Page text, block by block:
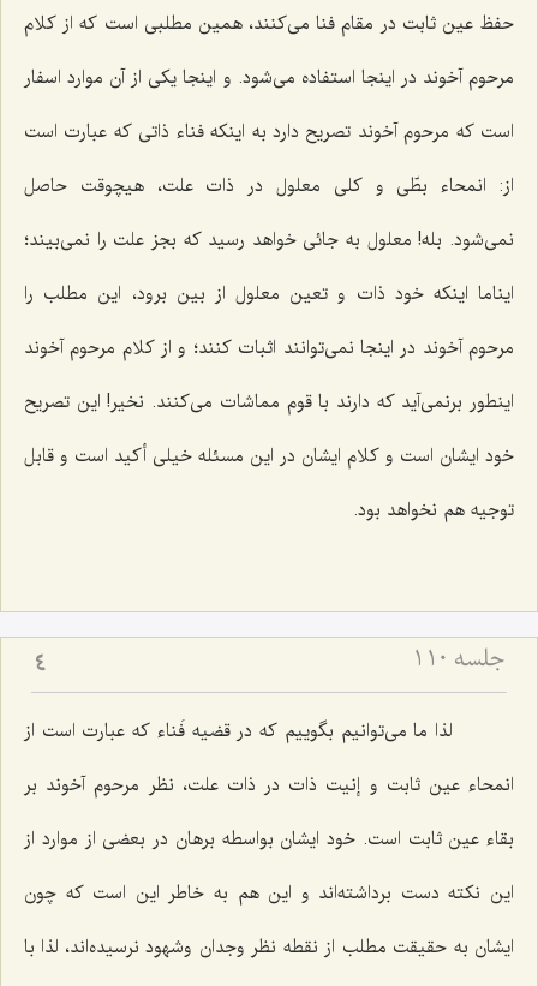
حفظ عین ثابت در مقام فنا مى‌كنند، همین مطلبى است كه از كلام
مرحوم آخوند در اینجا استفاده مى‌شود. و اینجا یكى از آن موارد اسفار
است كه مرحوم آخوند تصریح دارد به اینكه فناء ذاتى كه عبارت است
از: انمحاء بطّى و كلى معلول در ذات علت، هیچوقت حاصل
نمى‌شود. بله! معلول به جائى خواهد رسید كه بجز علت را نمى‌بیند؛
ایناما اینكه خود ذات و تعین معلول از بین برود، این مطلب را
مرحوم آخوند در اینجا نمى‌توانند اثبات كنند؛ و از كلام مرحوم آخوند
اینطور برنمى‌آید كه دارند با قوم مماشات مى‌كنند. نخیر! این تصریح
خود ایشان است و كلام ایشان در این مسئله خیلى أكید است و قابل
توجیه هم نخواهد بود.
جلسه ۱۱۰ 4
لذا ما مى‌توانیم بگوییم كه در قضیه فَناء كه عبارت است از
انمحاء عین ثابت و إنیت ذات در ذات علت، نظر مرحوم آخوند بر
بقاء عین ثابت است. خود ایشان بواسطه برهان در بعضى از موارد از
این نكته دست برداشته‌اند و این هم به خاطر این است كه چون
ایشان به حقیقت مطلب از نقطه نظر وجدان وشهود نرسیده‌اند، لذا با